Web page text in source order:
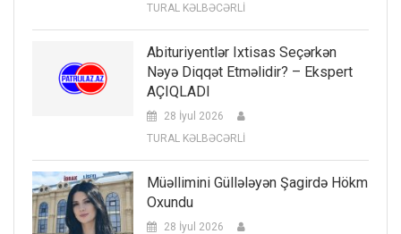
TURAL KƏLBƏCƏRLİ
Abituriyentlər Ixtisas Seçərkən
Nəyə Diqqət Etməlidir? – Ekspert
AÇIQLADI
28 İyul 2026
TURAL KƏLBƏCƏRLİ
Müəllimini Güllələyən Şagirdə Hökm
Oxundu
28 İyul 2026